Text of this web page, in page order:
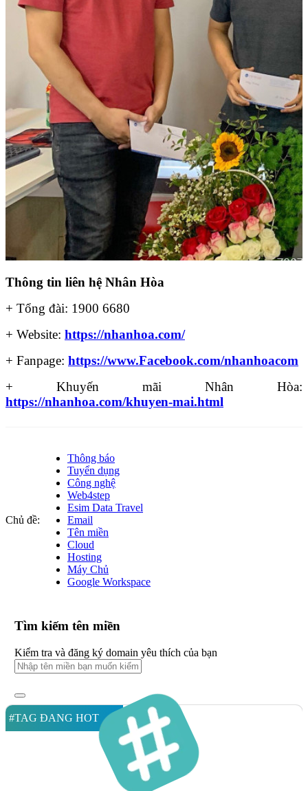
Thông tin liên hệ Nhân Hòa
+ Tổng đài: 1900 6680
+ Website: https://nhanhoa.com/
+ Fanpage: https://www.Facebook.com/nhanhoacom
+ Khuyến mãi Nhân Hòa:
https://nhanhoa.com/khuyen-mai.html
Chủ đề:
Thông báo
Tuyển dụng
Công nghệ
Web4step
Esim Data Travel
Email
Tên miền
Cloud
Hosting
Máy Chủ
Google Workspace
Tìm kiếm tên miền
Kiểm tra và đăng ký domain yêu thích của bạn
#TAG ĐANG HOT